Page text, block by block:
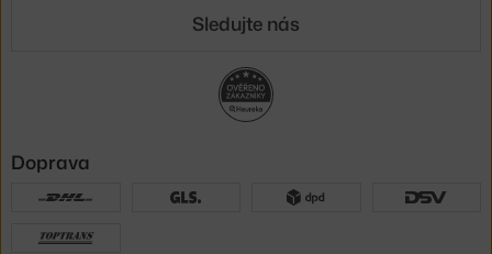
Sledujte nás
Doprava